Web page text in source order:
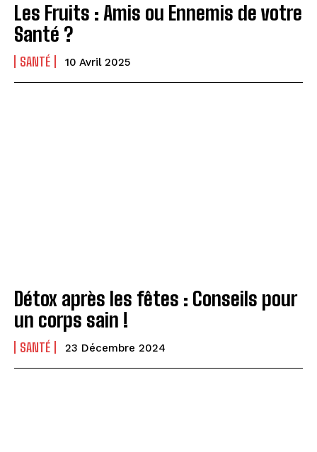
Les Fruits : Amis ou Ennemis de votre
Santé ?
SANTÉ 10 Avril 2025
Détox après les fêtes : Conseils pour
un corps sain !
SANTÉ 23 Décembre 2024